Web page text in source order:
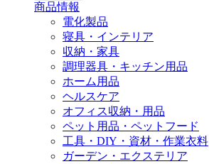
商品情報
電化製品
寝具・インテリア
収納・家具
調理器具・キッチン用品
ホーム用品
ヘルスケア
オフィス収納・用品
ペット用品・ペットフード
工具・DIY・資材・作業衣料
ガーデン・エクステリア